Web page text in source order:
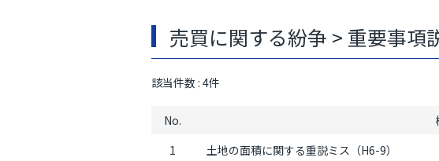
売買に関する紛争 > 重要事項
該当件数 : 4件
No.
1
土地の面積に関する重説ミス（H6-9）